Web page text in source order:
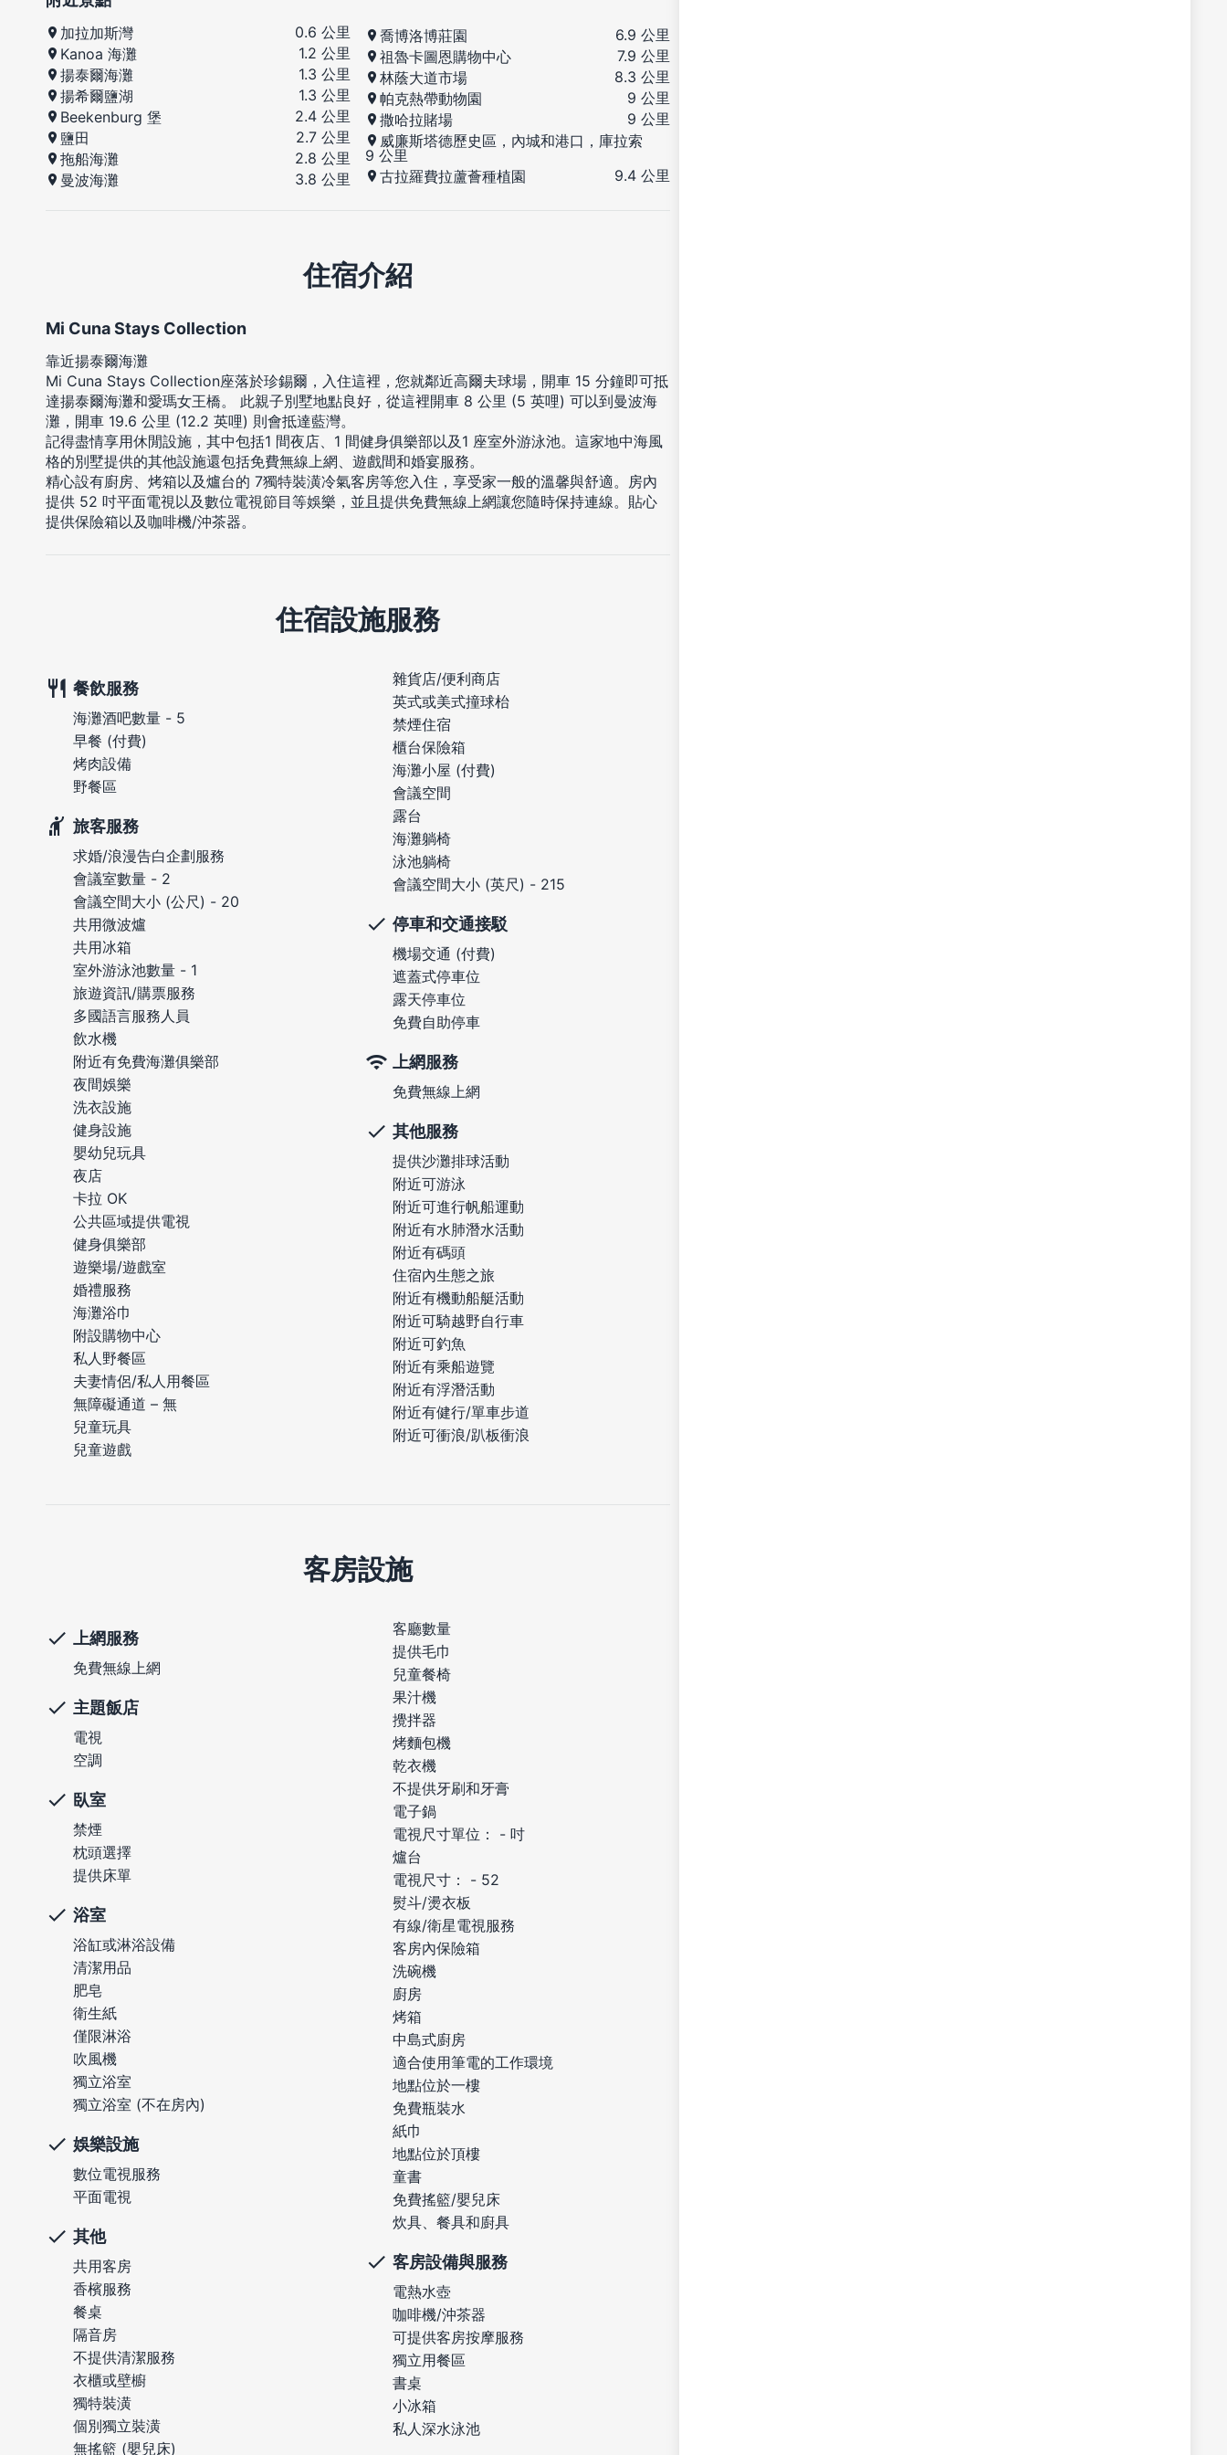
加拉加斯灣
0.6 公里
Kanoa 海灘
1.2 公里
揚泰爾海灘
1.3 公里
揚希爾鹽湖
1.3 公里
Beekenburg 堡
2.4 公里
鹽田
2.7 公里
拖船海灘
2.8 公里
曼波海灘
3.8 公里
喬博洛博莊園
6.9 公里
祖魯卡圖恩購物中心
7.9 公里
林蔭大道市場
8.3 公里
帕克熱帶動物園
9 公里
撒哈拉賭場
9 公里
威廉斯塔德歷史區，內城和港口，庫拉索
9 公里
古拉羅費拉蘆薈種植園
9.4 公里
住宿介紹
Mi Cuna Stays Collection
靠近揚泰爾海灘
Mi Cuna Stays Collection座落於珍錫爾，入住這裡，您就鄰近高爾夫球場，開車 15 分鐘即可抵
達揚泰爾海灘和愛瑪女王橋。 此親子別墅地點良好，從這裡開車 8 公里 (5 英哩) 可以到曼波海
灘，開車 19.6 公里 (12.2 英哩) 則會抵達藍灣。
記得盡情享用休閒設施，其中包括1 間夜店、1 間健身俱樂部以及1 座室外游泳池。這家地中海風
格的別墅提供的其他設施還包括免費無線上網、遊戲間和婚宴服務。
精心設有廚房、烤箱以及爐台的 7獨特裝潢冷氣客房等您入住，享受家一般的溫馨與舒適。房內
提供 52 吋平面電視以及數位電視節目等娛樂，並且提供免費無線上網讓您隨時保持連線。貼心
提供保險箱以及咖啡機/沖茶器。
住宿設施服務
餐飲服務
海灘酒吧數量 - 5
早餐 (付費)
烤肉設備
野餐區
旅客服務
求婚/浪漫告白企劃服務
會議室數量 - 2
會議空間大小 (公尺) - 20
共用微波爐
共用冰箱
室外游泳池數量 - 1
旅遊資訊/購票服務
多國語言服務人員
飲水機
附近有免費海灘俱樂部
夜間娛樂
洗衣設施
健身設施
嬰幼兒玩具
夜店
卡拉 OK
公共區域提供電視
健身俱樂部
遊樂場/遊戲室
婚禮服務
海灘浴巾
附設購物中心
私人野餐區
夫妻情侶/私人用餐區
無障礙通道 – 無
兒童玩具
兒童遊戲
雜貨店/便利商店
英式或美式撞球枱
禁煙住宿
櫃台保險箱
海灘小屋 (付費)
會議空間
露台
海灘躺椅
泳池躺椅
會議空間大小 (英尺) - 215
停車和交通接駁
機場交通 (付費)
遮蓋式停車位
露天停車位
免費自助停車
上網服務
免費無線上網
其他服務
提供沙灘排球活動
附近可游泳
附近可進行帆船運動
附近有水肺潛水活動
附近有碼頭
住宿內生態之旅
附近有機動船艇活動
附近可騎越野自行車
附近可釣魚
附近有乘船遊覽
附近有浮潛活動
附近有健行/單車步道
附近可衝浪/趴板衝浪
客房設施
上網服務
免費無線上網
主題飯店
電視
空調
臥室
禁煙
枕頭選擇
提供床單
浴室
浴缸或淋浴設備
清潔用品
肥皂
衛生紙
僅限淋浴
吹風機
獨立浴室
獨立浴室 (不在房內)
娛樂設施
數位電視服務
平面電視
其他
共用客房
香檳服務
餐桌
隔音房
不提供清潔服務
衣櫃或壁櫥
獨特裝潢
個別獨立裝潢
無搖籃 (嬰兒床)
客廳數量
提供毛巾
兒童餐椅
果汁機
攪拌器
烤麵包機
乾衣機
不提供牙刷和牙膏
電子鍋
電視尺寸單位： - 吋
爐台
電視尺寸： - 52
熨斗/燙衣板
有線/衛星電視服務
客房內保險箱
洗碗機
廚房
烤箱
中島式廚房
適合使用筆電的工作環境
地點位於一樓
免費瓶裝水
紙巾
地點位於頂樓
童書
免費搖籃/嬰兒床
炊具、餐具和廚具
客房設備與服務
電熱水壺
咖啡機/沖茶器
可提供客房按摩服務
獨立用餐區
書桌
小冰箱
私人深水泳池